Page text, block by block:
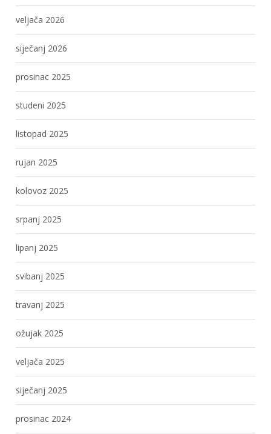
veljača 2026
siječanj 2026
prosinac 2025
studeni 2025
listopad 2025
rujan 2025
kolovoz 2025
srpanj 2025
lipanj 2025
svibanj 2025
travanj 2025
ožujak 2025
veljača 2025
siječanj 2025
prosinac 2024